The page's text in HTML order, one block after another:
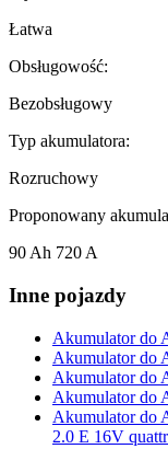
Łatwa
Obsługowość:
Bezobsługowy
Typ akumulatora:
Rozruchowy
Proponowany
90 Ah 720 A
Inne pojazdy
Akumulator do
Akumulator do
Akumulator do
Akumulator do
Akumulator do
2.0 E 16V